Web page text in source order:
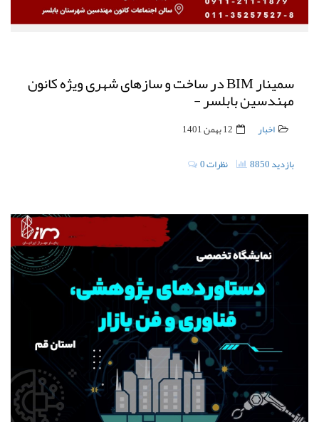
سمینار BIM در ساخت و سازهای شهری ویژه کانون
مهندسین بابلسر -
اخبار
12 بهمن 1401
0 نظرات
8850 بازدید